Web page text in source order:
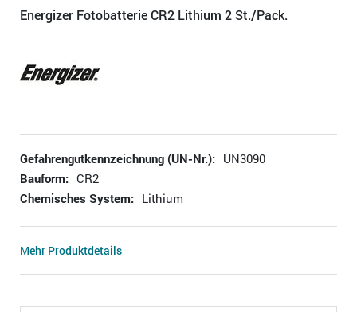
Energizer Fotobatterie CR2 Lithium 2 St./Pack.
Gefahrengutkennzeichnung (UN-Nr.): UN3090
Bauform: CR2
Chemisches System: Lithium
Mehr Produktdetails